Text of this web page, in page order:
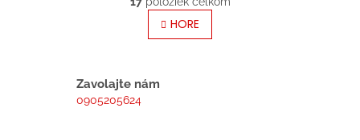
v
l
á
á
n
k
HORE
Zavolajte nám
0905205624